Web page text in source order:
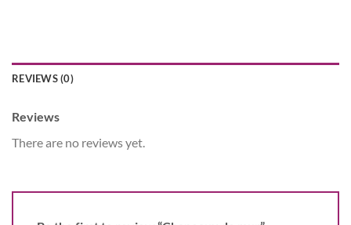
REVIEWS (0)
Reviews
There are no reviews yet.